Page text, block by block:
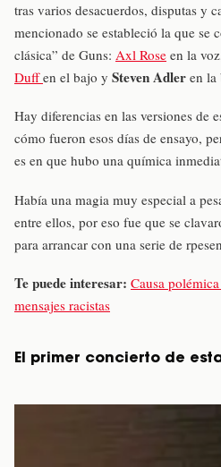
tras varios desacuerdos, disputas y
mencionado se estableció la que se
clásica” de Guns: Axl Rose en la
Duffen el bajo y Steven Adler en la
Hay diferencias en las versiones de
cómo fueron esos días de ensayo,
es en que hubo una química
Había una magia muy especial a
entre ellos, por eso fue que se
para arrancar con una serie de
Te puede interesar: Causa
mensajes racistas
El primer concierto de